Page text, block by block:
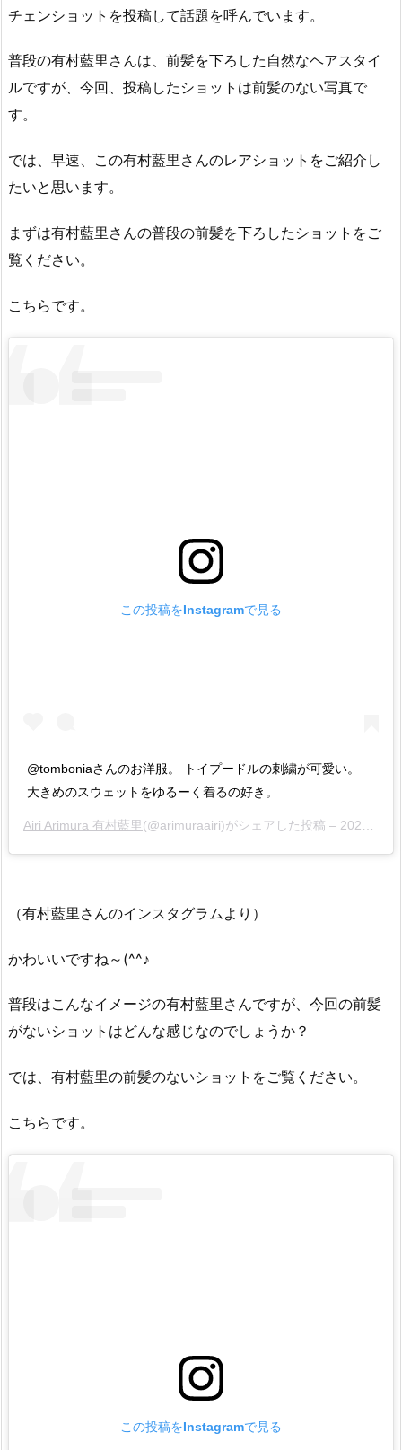
チェンショットを投稿して話題を呼んでいます。
普段の有村藍里さんは、前髪を下ろした自然なヘアスタイ
ルですが、今回、投稿したショットは前髪のない写真で
す。
では、早速、この有村藍里さんのレアショットをご紹介し
たいと思います。
まずは有村藍里さんの普段の前髪を下ろしたショットをご
覧ください。
こちらです。
この投稿をInstagramで見る
@tomboniaさんのお洋服。 トイプードルの刺繍が可愛い。
大きめのスウェットをゆるーく着るの好き。
Airi Arimura 有村藍里(@arimuraairi)がシェアした投稿 – 2020年 5月月6日午前1時44分PDT
（有村藍里さんのインスタグラムより）
かわいいですね～(^^♪
普段はこんなイメージの有村藍里さんですが、今回の前髪
がないショットはどんな感じなのでしょうか？
では、有村藍里の前髪のないショットをご覧ください。
こちらです。
この投稿をInstagramで見る